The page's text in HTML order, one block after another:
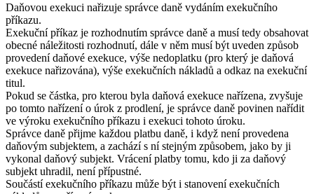
Daňovou exekuci nařizuje správce daně vydáním exekučního
příkazu.
Exekuční příkaz je rozhodnutím správce daně a musí tedy obsahovat
obecné náležitosti rozhodnutí, dále v něm musí být uveden způsob
provedení daňové exekuce, výše nedoplatku (pro který je daňová
exekuce nařizována), výše exekučních nákladů a odkaz na exekuční
titul.
Pokud se částka, pro kterou byla daňová exekuce nařízena, zvyšuje
po tomto nařízení o úrok z prodlení, je správce daně povinen nařídit
ve výroku exekučního příkazu i exekuci tohoto úroku.
Správce daně přijme každou platbu daně, i když není provedena
daňovým subjektem, a zachází s ní stejným způsobem, jako by ji
vykonal daňový subjekt. Vrácení platby tomu, kdo ji za daňový
subjekt uhradil, není přípustné.
Součástí exekučního příkazu může být i stanovení exekučních